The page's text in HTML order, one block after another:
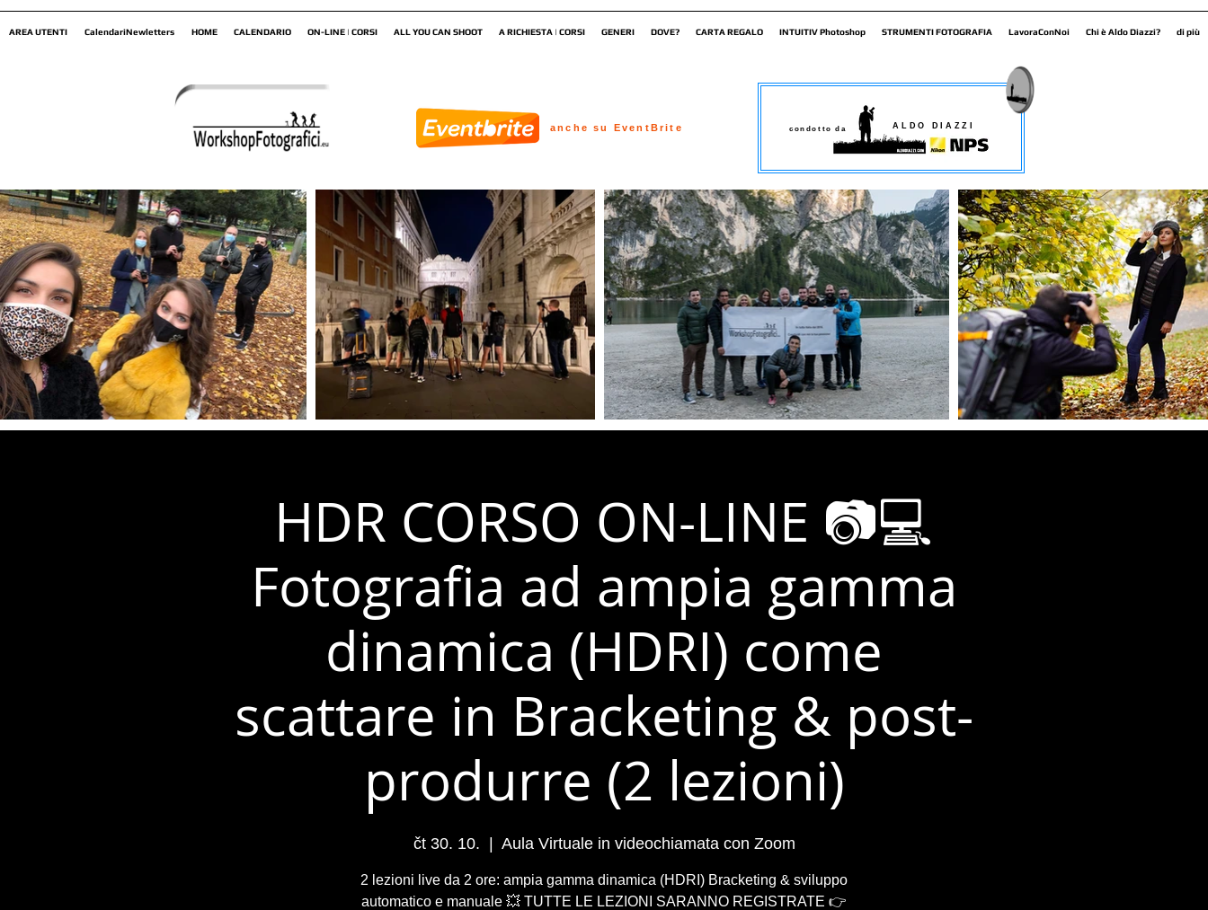
AREA UTENTI CalendariNewletters HOME CALENDARIO ON-LINE | CORSI ALL YOU CAN SHOOT A RICHIESTA | CORSI GENERI DOVE? CARTA REGALO INTUITIV Photoshop STRUMENTI FOTOGRAFIA LavoraConNoi Chi è Aldo Diazzi? di più
HDR CORSO ON-LINE 📷💻
Fotografia ad ampia gamma
dinamica (HDRI) come
scattare in Bracketing & post-
produrre (2 lezioni)
čt 30. 10. Aula Virtuale in videochiamata con Zoom
2 lezioni live da 2 ore: ampia gamma dinamica (HDRI) Bracketing & sviluppo
automatico e manuale 💥 TUTTE LE LEZIONI SARANNO REGISTRATE 👉
condotto da ALDO DIAZZI
anche su EventBrite